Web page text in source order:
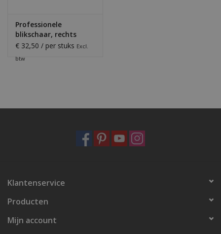
Professionele
blikschaar, rechts
€ 32,50 / per stuks Excl.
btw
Klantenservice
Producten
Mijn account